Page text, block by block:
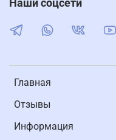
Главная
Отзывы
Информация
Наши соцсети